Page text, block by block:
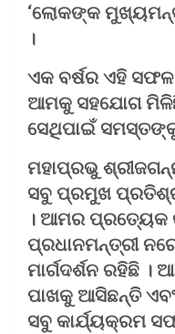
‘ଲୋକଙ୍କ
।
ଏକ ବର୍ଷର ଏହି
ଆମକୁ ସହଯୋଗ ମିଳିଛି
ସେଥିପାଇଁ
ମହାପ୍ରଭୁ
ସବୁ ପ୍ରମୁଖ
। ଆମର ପ୍ରତ୍ୟେକ
ପ୍ରଧାନମନ୍ତ୍ରୀ
ମାର୍ଗଦର୍ଶନ ରହିଛି
ପାଖକୁ ଆସିଛନ୍ତି
ସବୁ କାର୍ଯ୍ୟକ୍ରମ